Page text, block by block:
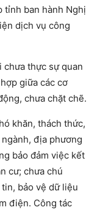
tỉnh ban hành Nghị
dịch vụ công
chưa thực sự quan
giữa các cơ
chưa chặt chẽ.
khăn, thách thức,
địa phương
bảo đảm việc kết
cư; chưa chú
bảo vệ dữ liệu
điện. Công tác